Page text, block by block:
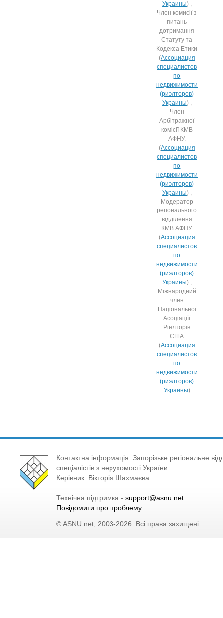
Украины) ,
Член комисії з
питань
дотримання
Статуту та
Кодекса Етики
(Ассоциация
специалистов
по
недвижимости
(риэлторов)
Украины) ,
Член
Арбітражної
комісії КМВ
АФНУ.
(Ассоциация
специалистов
по
недвижимости
(риэлторов)
Украины) ,
Модератор
регіонального
відділення
КМВ АФНУ
(Ассоциация
специалистов
по
недвижимости
(риэлторов)
Украины) ,
Міжнародний
член
Національної
Асоціаціїї
Ріелторів
США
(Ассоциация
специалистов
по
недвижимости
(риэлторов)
Украины)
Контактна інформація: Запорізьке регіональне
спеціалістів з нерухомості України
Керівник: Вікторія Шахмаєва
Технічна підтримка - support@asnu.net
Повідомити про проблему
© ASNU.net, 2003-2026. Всі права захищені.